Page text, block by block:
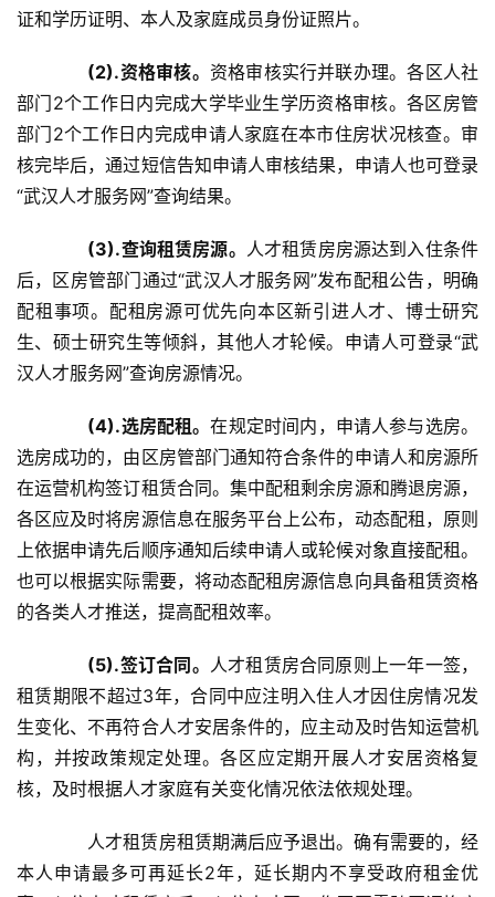
证和学历证明、本人及家庭成员身份证照片。
(2).资格审核。 资格审核实行并联办理。各区人社
部门2个工作日内完成大学毕业生学历资格审核。各区房管
部门2个工作日内完成申请人家庭在本市住房状况核查。审
核完毕后，通过短信告知申请人审核结果，申请人也可登录
“武汉人才服务网”查询结果。
(3).查询租赁房源。 人才租赁房房源达到入住条件
后，区房管部门通过“武汉人才服务网”发布配租公告，明确
配租事项。配租房源可优先向本区新引进人才、博士研究
生、硕士研究生等倾斜，其他人才轮候。申请人可登录“武
汉人才服务网”查询房源情况。
(4).选房配租。在规定时间内，申请人参与选房。
选房成功的，由区房管部门通知符合条件的申请人和房源所
在运营机构签订租赁合同。集中配租剩余房源和腾退房源，
各区应及时将房源信息在服务平台上公布，动态配租，原则
上依据申请先后顺序通知后续申请人或轮候对象直接配租。
也可以根据实际需要，将动态配租房源信息向具备租赁资格
的各类人才推送，提高配租效率。
(5).签订合同。 人才租赁房合同原则上一年一签，
租赁期限不超过3年，合同中应注明入住人才因住房情况发
生变化、不再符合人才安居条件的，应主动及时告知运营机
构，并按政策规定处理。各区应定期开展人才安居资格复
核，及时根据人才家庭有关变化情况依法依规处理。
人才租赁房租赁期满后应予退出。确有需要的，经
本人申请最多可再延长2年，延长期内不享受政府租金优